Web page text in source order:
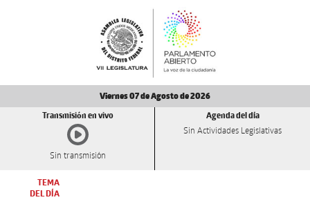
Viernes 07 de Agosto de 2026
Transmisión en vivo
Sin transmisión
Agenda del día
Sin Actividades Legislativas
TEMA
DEL DÍA